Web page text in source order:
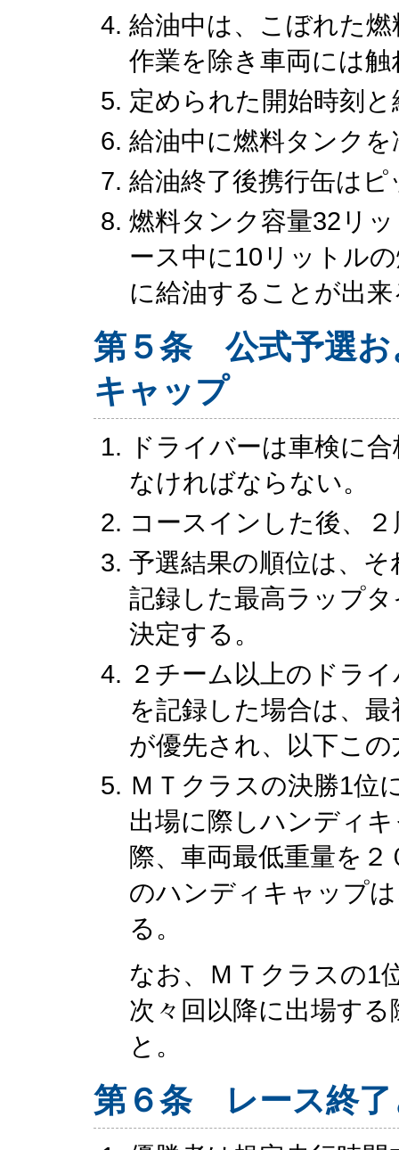
給油中は、こぼれた
作業を除き車両には
定められた開始時刻
給油中に燃料タンク
給油終了後携行缶は
燃料タンク容量32リ
ース中に10リットル
に給油することが出
第５条 公式予選お
キャップ
ドライバーは車検に
なければならない。
コースインした後、
予選結果の順位は、
記録した最高ラップ
決定する。
２チーム以上のドラ
を記録した場合は、
が優先され、以下こ
ＭＴクラスの決勝1位
出場に際しハンディ
際、車両最低重量を
のハンディキャップ
る。
なお、ＭＴクラスの1
次々回以降に出場す
と。
第６条 レース終了